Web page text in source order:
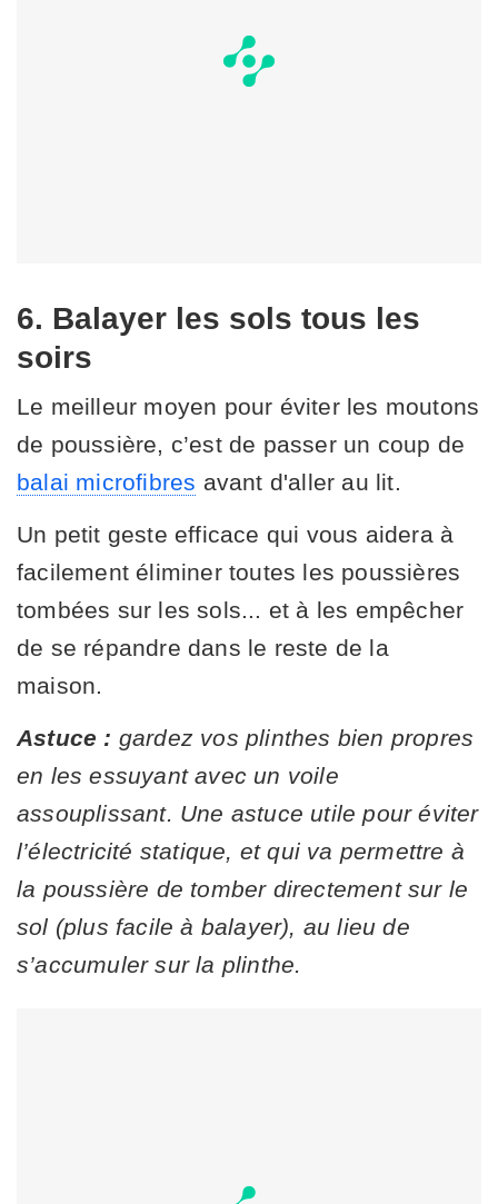
6. Balayer les sols tous les
soirs
Le meilleur moyen pour éviter les moutons
de poussière, c’est de passer un coup de
balai microfibres avant d'aller au lit.
Un petit geste efficace qui vous aidera à
facilement éliminer toutes les poussières
tombées sur les sols... et à les empêcher
de se répandre dans le reste de la
maison.
Astuce : gardez vos plinthes bien propres
en les essuyant avec un voile
assouplissant. Une astuce utile pour éviter
l’électricité statique, et qui va permettre à
la poussière de tomber directement sur le
sol (plus facile à balayer), au lieu de
s’accumuler sur la plinthe.